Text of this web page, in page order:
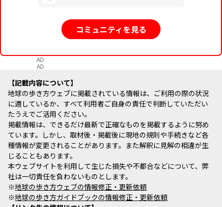
コミュニティを見る
AD
AD
記載内容について
地球の歩き方ウェブに掲載されている情報は、ご利用の際の状況
に適しているか、すべて利用者ご自身の責任で判断していただい
たうえでご活用ください。
掲載情報は、できるだけ最新で正確なものを掲載するように努め
ています。しかし、取材後・掲載後に現地の規則や手続きなど各
種情報が変更されることがあります。また解釈に見解の相違が生
じることもあります。
本ウェブサイトを利用して生じた損失や不都合などについて、弊
社は一切責任を負わないものとします。
※地球の歩き方ウェブの情報修正・更新依頼
※地球の歩き方ガイドブックの情報修正・更新依頼